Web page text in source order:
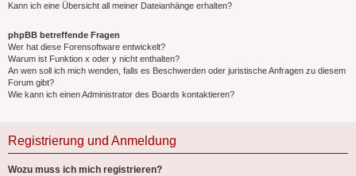
Kann ich eine Übersicht all meiner Dateianhänge erhalten?
phpBB betreffende Fragen
Wer hat diese Forensoftware entwickelt?
Warum ist Funktion x oder y nicht enthalten?
An wen soll ich mich wenden, falls es Beschwerden oder juristische Anfragen zu diesem
Forum gibt?
Wie kann ich einen Administrator des Boards kontaktieren?
Registrierung und Anmeldung
Wozu muss ich mich registrieren?